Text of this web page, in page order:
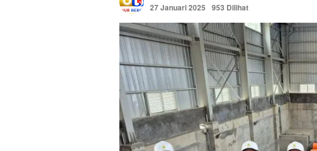
27 Januari 2025
953 Dilihat